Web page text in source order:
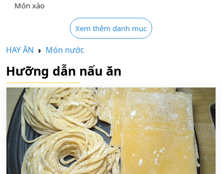
Món xào
Xem thêm danh mục
HAY ĂN Món nước
Hưỡng dẫn nấu ăn